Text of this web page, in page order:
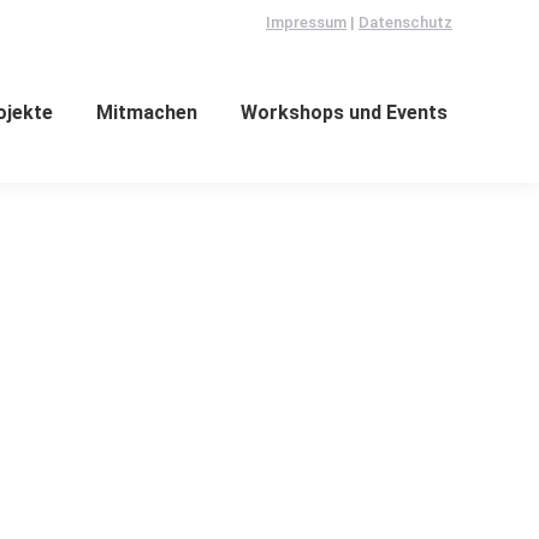
Impressum | Datenschutz
Mitmachen Workshops und Events